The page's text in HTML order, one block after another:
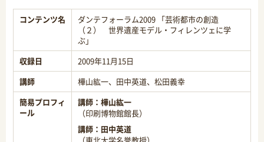
コンテンツ名
ダンテフォーラム2009 「芸術都市の創造
（２） 世界遺産モデル・フィレンツェに学
ぶ」
収録日
2009年11月15日
講師
樺山紘一、田中英道、松田義幸
簡易プロフィ
ール
講師： 樺山紘一
（印刷博物館館長）
講師： 田中英道
（東北大学名誉教授）